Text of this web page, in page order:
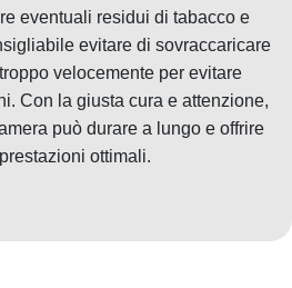
eventuali residui di tabacco e
evitare di sovraccaricare
velocemente per evitare
Con la giusta cura e attenzione,
può durare a lungo e offrire
ottimali.